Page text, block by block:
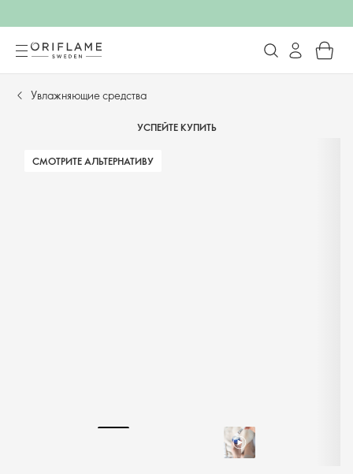
Увлажняющие средства
УСПЕЙТЕ КУПИТЬ
СМОТРИТЕ АЛЬТЕРНАТИВУ